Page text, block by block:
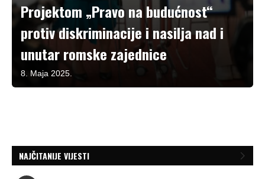
Projektom „Pravo na budućnost“
protiv diskriminacije i nasilja nad i
unutar romske zajednice
8. Maja 2025.
NAJČITANIJE VIJESTI